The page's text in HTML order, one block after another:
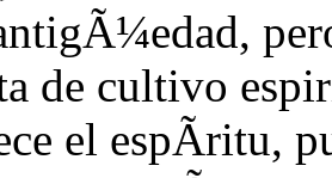
de cultivo
el espÃ­ritu,